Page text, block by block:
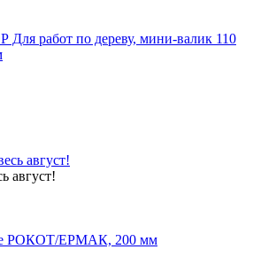
работ по дереву, мини-валик 110
август!
РОКОТ/ЕРМАК, 200 мм